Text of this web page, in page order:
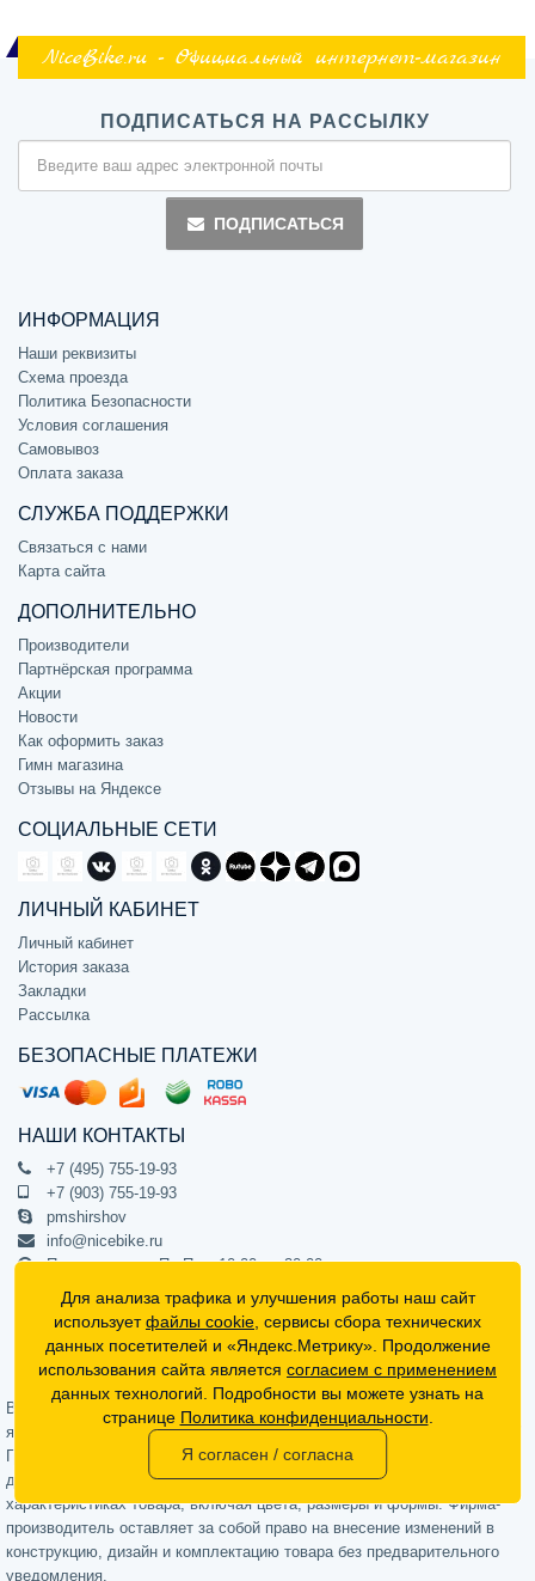
NiceBike.ru - Официальный интернет-магазин
ПОДПИСАТЬСЯ НА РАССЫЛКУ
ПОДПИСАТЬСЯ
ИНФОРМАЦИЯ
Наши реквизиты
Схема проезда
Политика Безопасности
Условия соглашения
Самовывоз
Оплата заказа
СЛУЖБА ПОДДЕРЖКИ
Связаться с нами
Карта сайта
ДОПОЛНИТЕЛЬНО
Производители
Партнёрская программа
Акции
Новости
Как оформить заказ
Гимн магазина
Отзывы на Яндексе
СОЦИАЛЬНЫЕ СЕТИ
ЛИЧНЫЙ КАБИНЕТ
Личный кабинет
История заказа
Закладки
Рассылка
БЕЗОПАСНЫЕ ПЛАТЕЖИ
НАШИ КОНТАКТЫ
+7 (495) 755-19-93
+7 (903) 755-19-93
pmshirshov
info@nicebike.ru
Прием звонков Пн-Пт с 10:00 до 20:00
ПВЗ Пн-Пт с 10:00 до 20:00
г. Москва, ул. Барклая 13с1
подъезд 1, цокольный этаж, офис 1
Официальный интернет-магазин NiceBike © 2012 - 2026
Вся информация на сайте носит ознакомительный характер, не
является публичной офертой (определяемой положениями Статьи 437
Гражданского кодекса РФ) и не может в полной мере передавать
достоверную информацию о свойствах, комплектации и
характеристиках товара, включая цвета, размеры и формы. Фирма-
производитель оставляет за собой право на внесение изменений в
конструкцию, дизайн и комплектацию товара без предварительного
уведомления.
Для анализа трафика и улучшения работы наш сайт
используетфайлы cookie , сервисы сбора технических
данных посетителей и «Яндекс.Метрику». Продолжение
использования сайта является согласием с применением
данных технологий. Подробности вы можете узнать на
странице Политика конфиденциальности
Я согласен / согласна